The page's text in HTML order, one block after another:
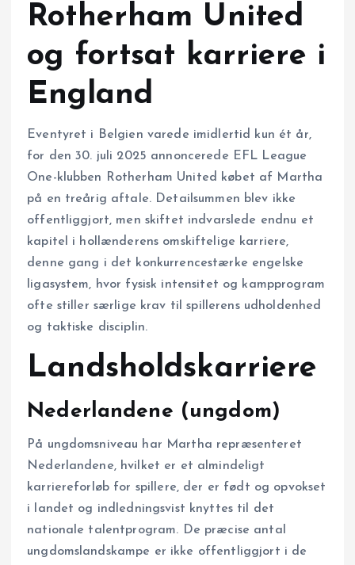
Rotherham United
og fortsat karriere i
England
Eventyret i Belgien varede imidlertid kun ét år,
for den 30. juli 2025 annoncerede EFL League
One-klubben Rotherham United købet af Martha
på en treårig aftale. Detailsummen blev ikke
offentliggjort, men skiftet indvarslede endnu et
kapitel i hollænderens omskiftelige karriere,
denne gang i det konkurrencestærke engelske
ligasystem, hvor fysisk intensitet og kampprogram
ofte stiller særlige krav til spillerens udholdenhed
og taktiske disciplin.
Landsholdskarriere
Nederlandene (ungdom)
På ungdomsniveau har Martha repræsenteret
Nederlandene, hvilket er et almindeligt
karriereforløb for spillere, der er født og opvokset
i landet og indledningsvist knyttes til det
nationale talentprogram. De præcise antal
ungdomslandskampe er ikke offentliggjort i de